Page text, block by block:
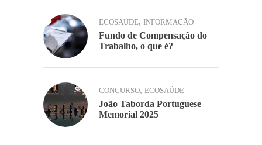
ECOSAÚDE, INFORMAÇÃO
Fundo de Compensação do
Trabalho, o que é?
CONCURSO, ECOSAÚDE
João Taborda Portuguese
Memorial 2025